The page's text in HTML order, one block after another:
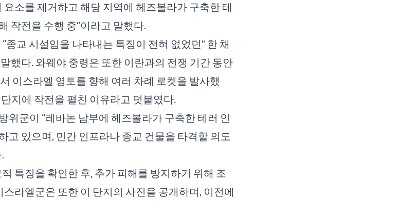
요소를 제거하고 해당 지역에 헤즈볼라가 구축한 테
작전을 수행 중”이라고 말했다.
종교 시설임을 나타내는 특징이 전혀 없었던” 한 채
했다. 와웨야 중령은 또한 이란과의 전쟁 기간 동안
이스라엘 영토를 향해 여러 차례 로켓을 발사했
지에 작전을 펼친 이유라고 덧붙였다.
위군이 “레바논 남부에 헤즈볼라가 구축한 테러 인
고 있으며, 민간 인프라나 종교 건물을 타격할 의도
특징을 확인한 후, 추가 피해를 방지하기 위해 조
스라엘군은 또한 이 단지의 사진을 공개하며, 이전에